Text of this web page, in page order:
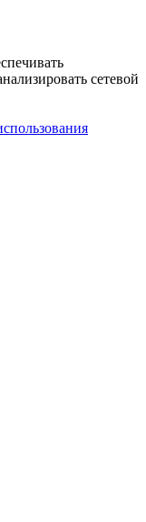
сетевой